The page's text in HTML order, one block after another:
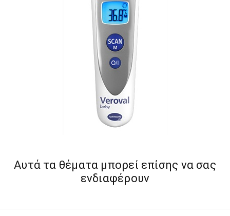
Αυτά τα θέματα μπορεί επίσης να σας
ενδιαφέρουν